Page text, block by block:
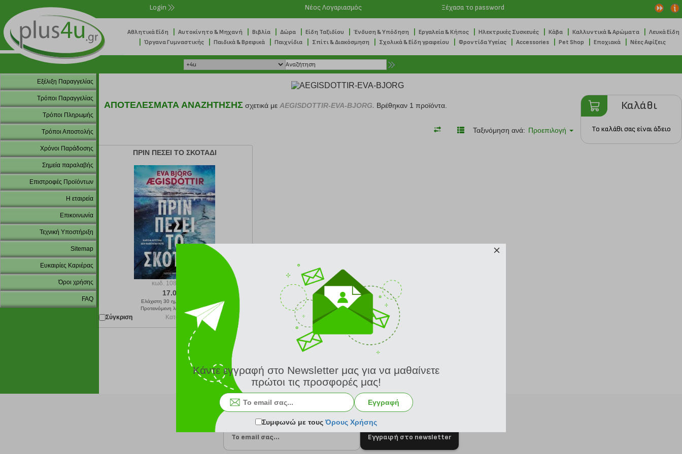
Login Νέος Λογαριασμός Ξέχασα το password
Αθλητικά Είδη Αυτοκίνητο & Μηχανή Βιβλία Δώρα Είδη Ταξιδίου Ένδυση & Υπόδηση Εργαλεία & Κήπος Ηλεκτρικές Συσκευές Κάβα Καλλυντικά & Αρώματα Λευκά Είδη
Όργανα Γυμναστικής Παιδικά & Βρεφικά Παιχνίδια Σπίτι & Διακόσμηση Σχολικά & Είδη γραφείου Φροντίδα Υγείας Accessories Pet Shop Εποχιακά Νέες Αφίξεις
Εξέλιξη Παραγγελίας
Τρόποι Παραγγελίας
Τρόποι Πληρωμής
Τρόποι Αποστολής
Χρόνοι Παράδοσης
Σημεία παραλαβής
Επιστροφές Προϊόντων
Η εταιρεία
Επικοινωνία
Τεχνική Υποστήριξη
Sitemap
Ευκαιρίες Καριέρας
Όροι χρήσης
FAQ
ΑΠΟΤΕΛΕΣΜΑΤΑ ΑΝΑΖΗΤΗΣΗΣ σχετικά με AEGISDOTTIR-EVA-BJORG. Βρέθηκαν 1 προϊόντα.
Ταξινόμηση ανά: Προεπιλογή
ΠΡΙΝ ΠΕΣΕΙ ΤΟ ΣΚΟΤΑΔΙ
κωδ. 108217953
17.09 €
Ελάχιστη 30 ημερών 18.99 €
Προτεινόμενη λιανική 18.99 €
Σύγκριση Κατόπιν παραγγελίας από 24/8
Καλάθι
Το καλάθι σας είναι άδειο
Εγγραφή στο newsletter
Κάντε εγγραφή στο Newsletter μας για να μαθαίνετε
πρώτοι τις προσφορές μας!
Εγγραφή
Συμφωνώ με τουςΌρους Χρήσης